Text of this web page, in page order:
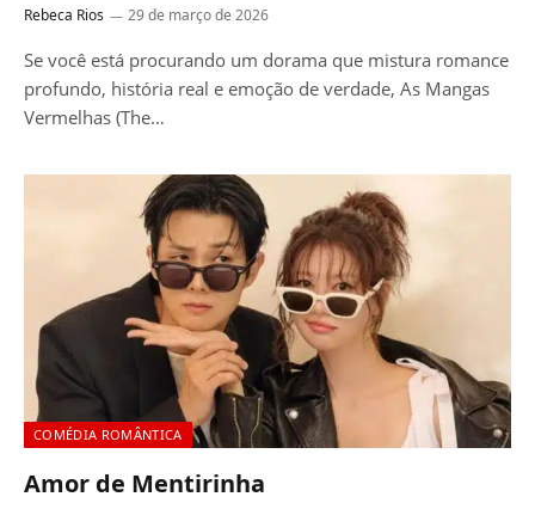
Rebeca Rios 29 de março de 2026
Se você está procurando um dorama que mistura romance
profundo, história real e emoção de verdade, As Mangas
Vermelhas (The…
COMÉDIA ROMÂNTICA
Amor de Mentirinha